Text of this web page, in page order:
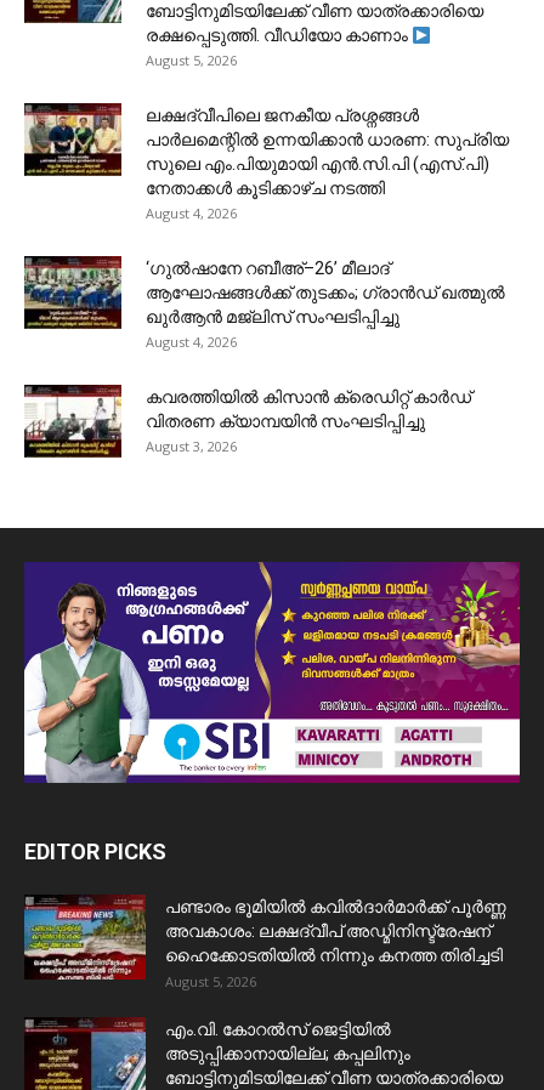
ബോട്ടിനുമിടയിലേക്ക് വീണ യാത്രക്കാരിയെ
രക്ഷപ്പെടുത്തി. വീഡിയോ കാണാം
August 5, 2026
ലക്ഷദ്വീപിലെ ജനകീയ പ്രശ്നങ്ങൾ
പാർലമെന്റിൽ ഉന്നയിക്കാൻ ധാരണ: സുപ്രിയ
സുലെ എം.പിയുമായി എൻ.സി.പി (എസ്.പി)
നേതാക്കൾ കൂടിക്കാഴ്ച നടത്തി
August 4, 2026
‘ഗുൽഷാനേ റബീഅ്–26’ മീലാദ്
ആഘോഷങ്ങൾക്ക് തുടക്കം; ഗ്രാൻഡ് ഖത്മുൽ
ഖുർആൻ മജ്‌ലിസ് സംഘടിപ്പിച്ചു
August 4, 2026
കവരത്തിയിൽ കിസാൻ ക്രെഡിറ്റ് കാർഡ്
വിതരണ ക്യാമ്പയിൻ സംഘടിപ്പിച്ചു
August 3, 2026
EDITOR PICKS
പണ്ടാരം ഭൂമിയിൽ കവിൽദാർമാർക്ക് പൂർണ്ണ
അവകാശം: ലക്ഷദ്വീപ് അഡ്മിനിസ്ട്രേഷന്
ഹൈക്കോടതിയിൽ നിന്നും കനത്ത തിരിച്ചടി
August 5, 2026
​എം.വി. കോറൽസ് ജെട്ടിയിൽ
അടുപ്പിക്കാനായില്ല; കപ്പലിനും
ബോട്ടിനുമിടയിലേക്ക് വീണ യാത്രക്കാരിയെ